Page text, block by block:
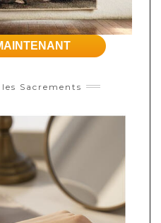
Sacrements